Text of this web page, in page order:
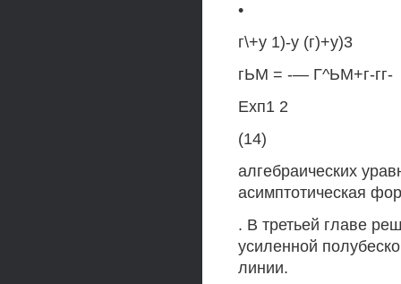
•
г\+у 1)-у (г)+у)3
гЬМ = -— Г^ЬМ+г-гг-
Ехп1 2
(14)
алгебраических
асимптотическая
. В третьей главе
усиленной
линии.